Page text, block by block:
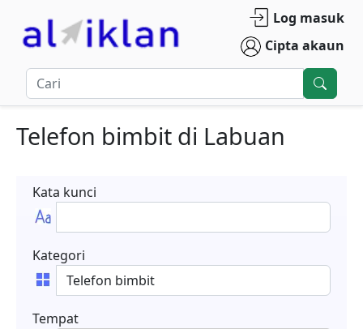
Log masuk
Cipta akaun
Telefon bimbit di Labuan
Kata kunci
Kategori
Tempat